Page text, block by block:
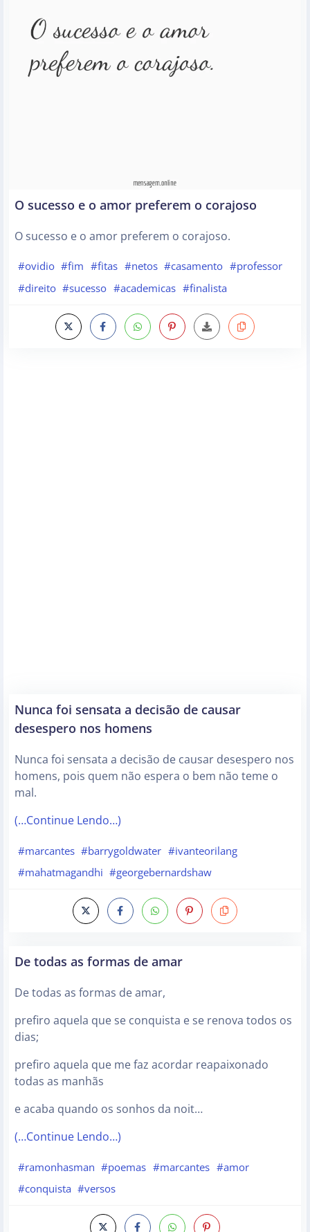
O sucesso e o amor preferem o corajoso
O sucesso e o amor preferem o corajoso.
#ovidio #fim #fitas #netos #casamento #professor
#direito #sucesso #academicas #finalista
Nunca foi sensata a decisão de causar
desespero nos homens
Nunca foi sensata a decisão de causar desespero nos
homens, pois quem não espera o bem não teme o
mal.
(…Continue Lendo…)
#marcantes #barrygoldwater #ivanteorilang
#mahatmagandhi #georgebernardshaw
De todas as formas de amar
De todas as formas de amar,
prefiro aquela que se conquista e se renova todos os
dias;
prefiro aquela que me faz acordar reapaixonado
todas as manhãs
e acaba quando os sonhos da noit…
(…Continue Lendo…)
#ramonhasman #poemas #marcantes #amor
#conquista #versos